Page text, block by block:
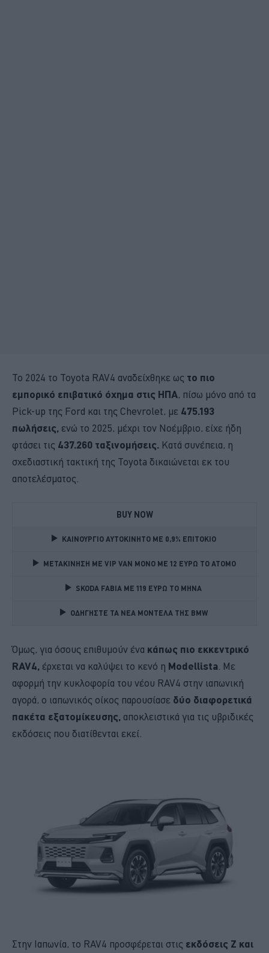
Το 2024 το Toyota RAV4 αναδείχθηκε ως το πιο
εμπορικό επιβατικό όχημα στις ΗΠΑ, πίσω μόνο από τα
Pick-up της Ford και της Chevrolet, με 475.193
πωλήσεις, ενώ το 2025, μέχρι τον Νοέμβριο, είχε ήδη
φτάσει τις 437.260 ταξινομήσεις. Κατά συνέπεια, η
σχεδιαστική τακτική της Toyota δικαιώνεται εκ του
αποτελέσματος.
BUY NOW
ΚΑΙΝΟΥΡΓΙΟ ΑΥΤΟΚΙΝΗΤΟ ΜΕ 0,9% ΕΠΙΤΟΚΙΟ
ΜΕΤΑΚΙΝΗΣΗ ΜΕ VIP VAN ΜΟΝΟ ΜΕ 12 ΕΥΡΩ ΤΟ ΑΤΟΜΟ
SKODA FABIA ME 119 ΕΥΡΩ ΤΟ ΜΗΝΑ
ΟΔΗΓΗΣΤΕ ΤΑ ΝΕΑ ΜΟΝΤΕΛΑ ΤΗΣ BMW
Όμως, για όσους επιθυμούν ένα κάπως πιο εκκεντρικό
RAV4, έρχεται να καλύψει το κενό η Modellista. Με
αφορμή την κυκλοφορία του νέου RAV4 στην ιαπωνική
αγορά, ο ιαπωνικός οίκος παρουσίασε δύο διαφορετικά
πακέτα εξατομίκευσης, αποκλειστικά για τις υβριδικές
εκδόσεις που διατίθενται εκεί.
Στην Ιαπωνία, το RAV4 προσφέρεται στις εκδόσεις Z και